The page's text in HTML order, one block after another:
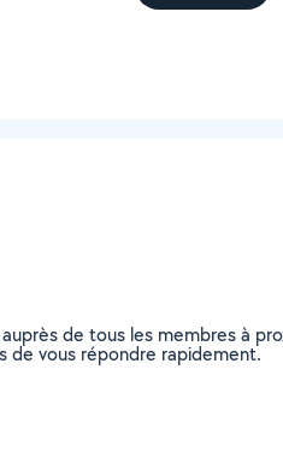
de tous les membres à
de vous répondre rapidement.